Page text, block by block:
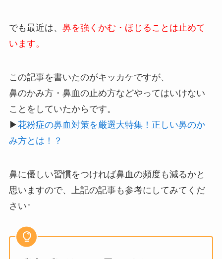
でも最近は、 鼻を強くかむ・ほじることは止めて
います。
この記事を書いたのがキッカケですが、
鼻のかみ方・鼻血の止め方などやってはいけない
ことをしていたからです。
▶︎花粉症の鼻血対策を厳選大特集！正しい鼻のか
み方とは！？
鼻に優しい習慣をつければ鼻血の頻度も減るかと
思いますので、上記の記事も参考にしてみてくだ
さい↑